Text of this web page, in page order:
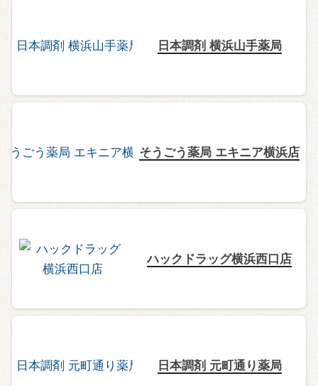
日本調剤 横浜山手薬局
そうごう薬局 エキニア横浜店
ハックドラッグ横浜西口店
日本調剤 元町通り薬局